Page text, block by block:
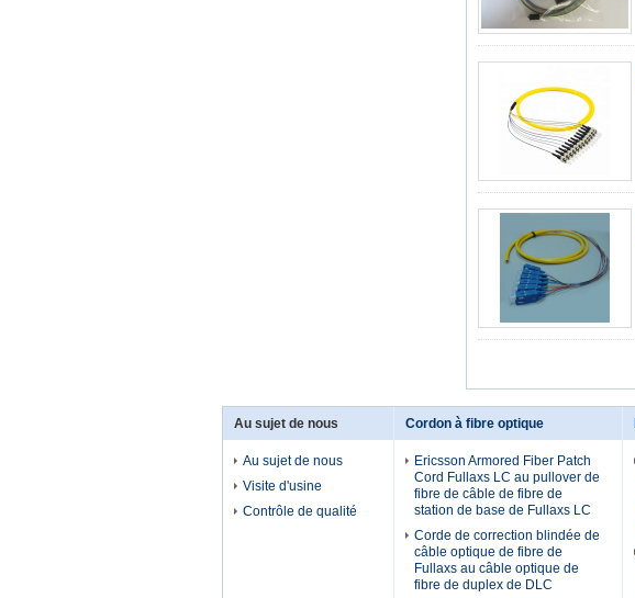
Au sujet de nous
Au sujet de nous
Visite d'usine
Contrôle de qualité
Cordon à fibre optique
Ericsson Armored Fiber Patch
Cord Fullaxs LC au pullover de
fibre de câble de fibre de
station de base de Fullaxs LC
Corde de correction blindée de
câble optique de fibre de
Fullaxs au câble optique de
fibre de duplex de DLC